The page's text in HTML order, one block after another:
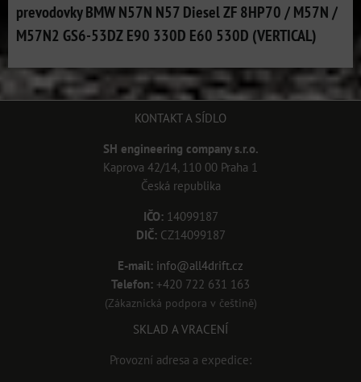
prevodovky BMW N57N N57 Diesel ZF 8HP70 / M57N /
M57N2 GS6-53DZ E90 330D E60 530D (VERTICAL)
KONTAKT A SÍDLO
SH engineering company s.r.o.
Kaprova 42/14, 110 00 Praha 1
Česká republika
IČO:14099187
DIČ:CZ14099187
E-mail: info@all4drift.cz
Telefon: +420 722 631 163
(Zákaznická podpora v češtině)
SKLAD A VRACENÍ
Provozní adresa a expedice: